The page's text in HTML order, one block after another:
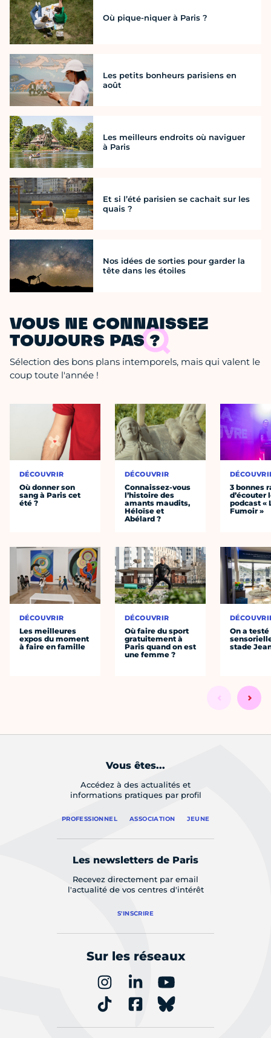
Où pique-niquer à Paris ?
Les petits bonheurs parisiens en
août
Les meilleurs endroits où naviguer
à Paris
Et si l’été parisien se cachait sur les
quais ?
Nos idées de sorties pour garder la
tête dans les étoiles
VOUS NE CONNAISSEZ
TOUJOURS PAS ?
Sélection des bons plans intemporels, mais qui valent le
coup toute l'année !
DÉCOUVRIR
Où donner son
sang à Paris cet
été ?
DÉCOUVRIR
Les meilleures
expos du moment
à faire en famille
DÉCOUVRIR
Connaissez-vous
l’histoire des
amants maudits,
Héloïse et
Abélard ?
DÉCOUVRIR
Où faire du sport
gratuitement à
Paris quand on est
une femme ?
3 bonnes
d’écouter
podcast «
Fumoir »
On a
stade
Vous êtes...
Accédez à des actualités et
informations pratiques par profil
PROFESSIONNEL ASSOCIATION JEUNE
Les newsletters de Paris
Recevez directement par email
l'actualité de vos centres d'intérêt
S'INSCRIRE
Sur les réseaux